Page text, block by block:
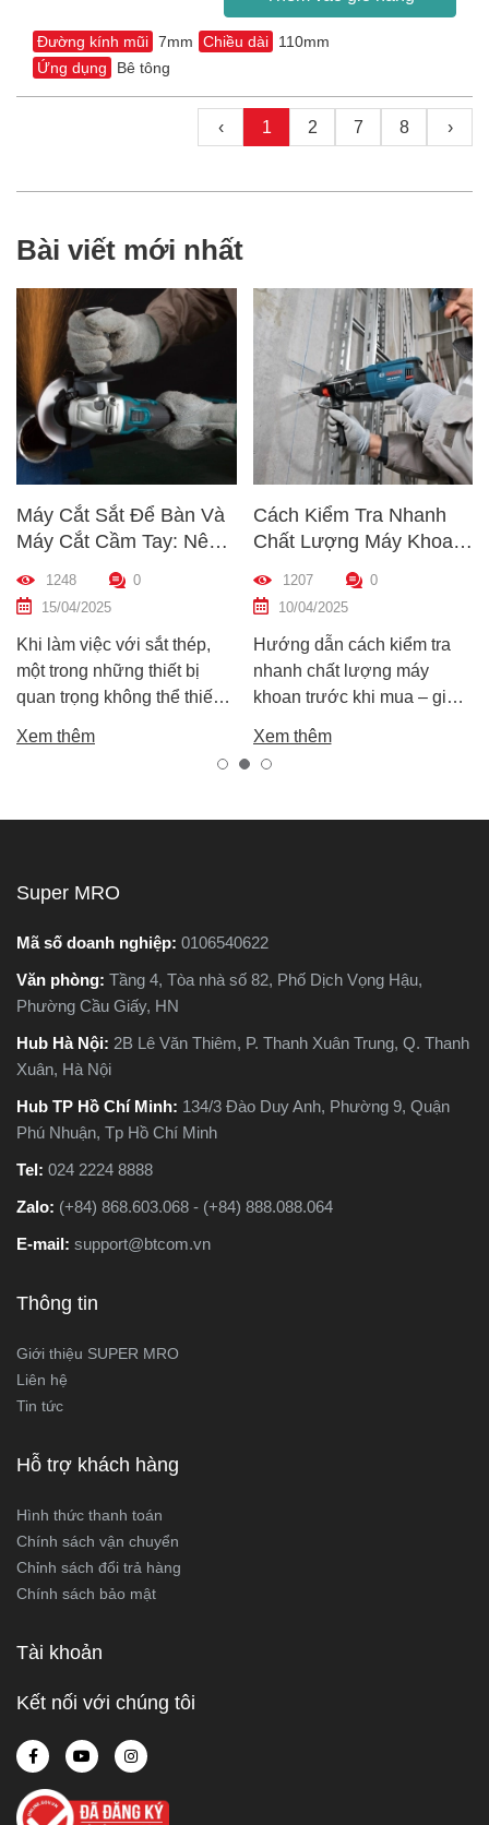
Đường kính mũi 7mm Chiều dài
110mm
Ứng dụng
Bê tông
‹ 1 2 7 8 ›
Bài viết mới nhất
Máy Cắt Sắt Để Bàn Và
Máy Cắt Cầm Tay: Nên
Chọn Loại Nào Phù Hợp
Nhất?
1248
0
15/04/2025
Khi làm việc với sắt thép,
một trong những thiết bị
quan trọng không thể thiếu
nhiên, trên thị trường hiện
nay có hai dòng phổ biến là
bài viết này, Super MRO sẽ
giúp bạn hiểu rõ sự khác
điểm và tư vấn chọn lựa
loại máy phù hợp nhất với
nhu cầu sử dụng thực tế.
Xem thêm
Cách Kiểm Tra Nhanh
Chất Lượng Máy Khoan
Trước Khi Mua – Hướng
Dẫn Chi Tiết Cho Người
Mới
1207
0
10/04/2025
Hướng dẫn cách kiểm tra
nhanh chất lượng máy
khoan trước khi mua – giúp
tốt, bền, hoạt động ổn định,
tránh hàng giả, hàng kém
Xem thêm
Super MRO
Mã số doanh nghiệp: 0106540622
Văn phòng: Tầng 4, Tòa nhà số 82, Phố Dịch Vọng Hậu,
Phường Cầu Giấy, HN
Hub Hà Nội: 2B Lê Văn Thiêm, P. Thanh Xuân Trung, Q. Thanh
Xuân, Hà Nội
Hub TP Hồ Chí Minh: 134/3 Đào Duy Anh, Phường 9, Quận
Phú Nhuận, Tp Hồ Chí Minh
Tel: 024 2224 8888
Zalo: (+84) 868.603.068 - (+84) 888.088.064
E-mail: support@btcom.vn
Thông tin
Giới thiệu SUPER MRO
Liên hệ
Tin tức
Hỗ trợ khách hàng
Hình thức thanh toán
Chính sách vận chuyển
Chỉnh sách đổi trả hàng
Chính sách bảo mật
Tài khoản
Kết nối với chúng tôi